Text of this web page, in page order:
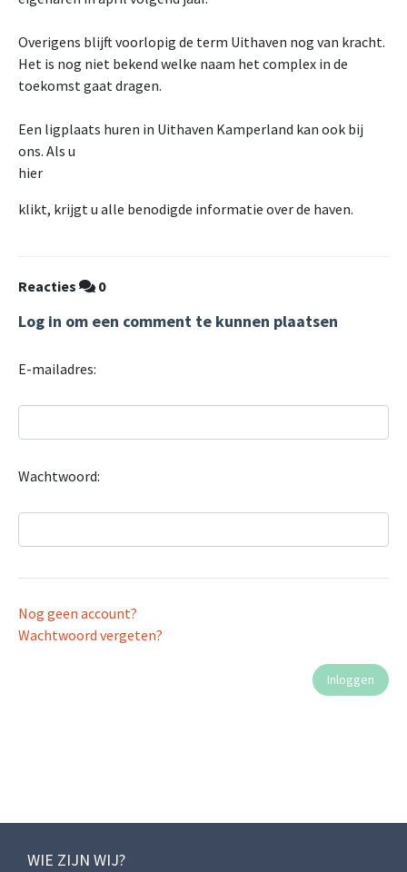
Overigens blijft voorlopig de term Uithaven nog van kracht.
Het is nog niet bekend welke naam het complex in de
toekomst gaat dragen.
Een ligplaats huren in Uithaven Kamperland kan ook bij
ons. Als u
hier
klikt, krijgt u alle benodigde informatie over de haven.
Reacties 0
Log in om een comment te kunnen plaatsen
E-mailadres:
Wachtwoord:
Nog geen account?
Wachtwoord vergeten?
WIE ZIJN WIJ?